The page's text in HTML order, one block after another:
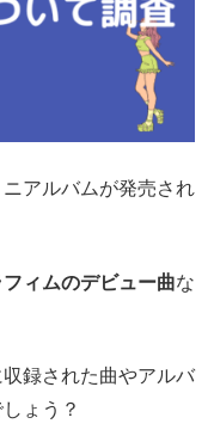
アルバムが発売され
ィムのデビュー曲な
録された曲やアルバ
ょう？